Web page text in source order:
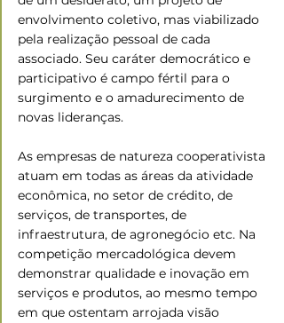
envolvimento coletivo, mas viabilizado
pela realização pessoal de cada
associado. Seu caráter democrático e
participativo é campo fértil para o
surgimento e o amadurecimento de
novas lideranças.
As empresas de natureza cooperativista
atuam em todas as áreas da atividade
econômica, no setor de crédito, de
serviços, de transportes, de
infraestrutura, de agronegócio etc. Na
competição mercadológica devem
demonstrar qualidade e inovação em
serviços e produtos, ao mesmo tempo
em que ostentam arrojada visão